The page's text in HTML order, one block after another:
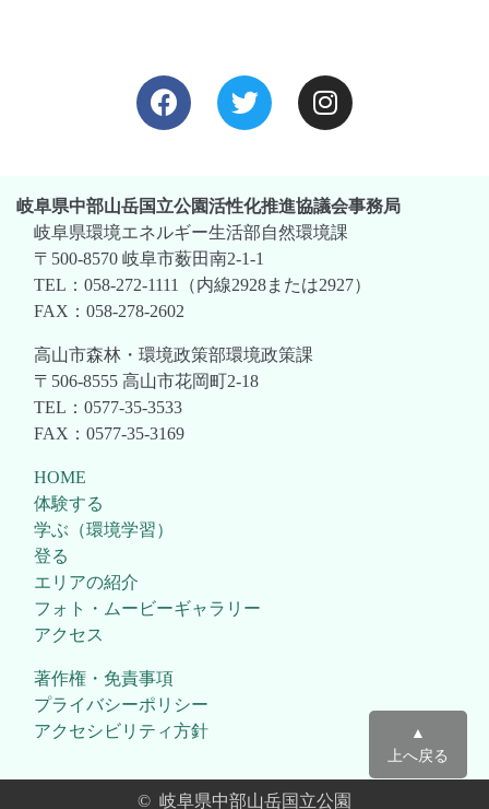
岐阜県中部山岳国立公園活性化推進協議会事務局
岐阜県環境エネルギー生活部自然環境課
〒500-8570 岐阜市薮田南2-1-1
TEL：058-272-1111（内線2928または2927）
FAX：058-278-2602
高山市森林・環境政策部環境政策課
〒506-8555 高山市花岡町2-18
TEL：0577-35-3533
FAX：0577-35-3169
HOME
体験する
学ぶ（環境学習）
登る
エリアの紹介
フォト・ムービーギャラリー
アクセス
著作権・免責事項
プライバシーポリシー
アクセシビリティ方針
© 岐阜県中部山岳国立公園
▲
上へ戻る